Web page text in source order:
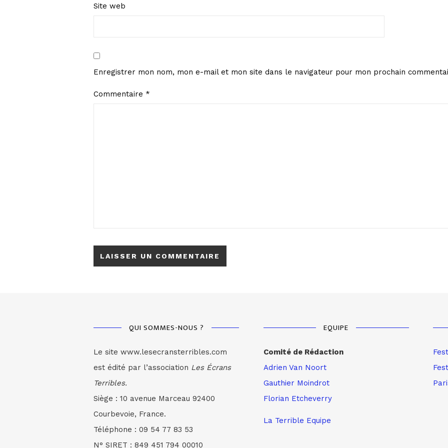
Site web
Enregistrer mon nom, mon e-mail et mon site dans le navigateur pour mon prochain
Commentaire *
QUI SOMMES-NOUS ?
Le site www.lesecransterribles.com
est édité par l’association Les Écrans
Terribles.
Siège : 10 avenue Marceau 92400
Courbevoie, France.
Téléphone : 09 54 77 83 53
N° SIRET : 849 451 794 00010
EQUIPE
Comité de Rédaction
Adrien Van Noort
Gauthier Moindrot
Florian Etcheverry
La Terrible Equipe